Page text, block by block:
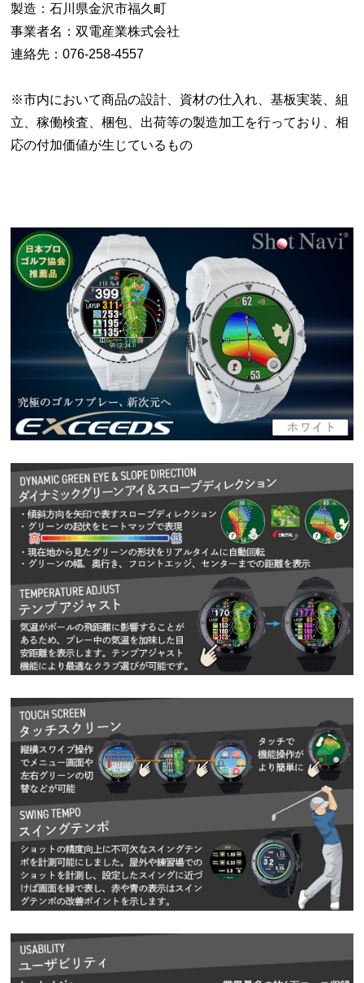
製造：石川県金沢市福久町
事業者名：双電産業株式会社
連絡先：076-258-4557
※市内において商品の設計、資材の仕入れ、基板実装、組
立、稼働検査、梱包、出荷等の製造加工を行っており、相
応の付加価値が生じているもの